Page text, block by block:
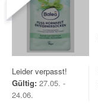
Leider verpasst!
Gültig: 27.05. -
24.06.